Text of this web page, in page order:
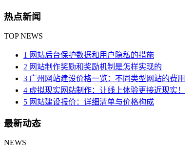
热点新闻
TOP NEWS
1 网站后台保护数据和用户隐私的措施
2 网站制作奖励和奖励机制是怎样实现的
3 广州网站建设价格一览：不同类型网站的费用
4 虚拟现实网站制作：让线上体验更接近现实！
5 网站建设报价：详细清单与价格构成
最新动态
NEWS